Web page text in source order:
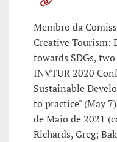
Membro da
Creative Tourism:
towards SDGs,
INVTUR 2020
Sustainable
to practice" (May
de Maio de 2021
Richards, Greg;